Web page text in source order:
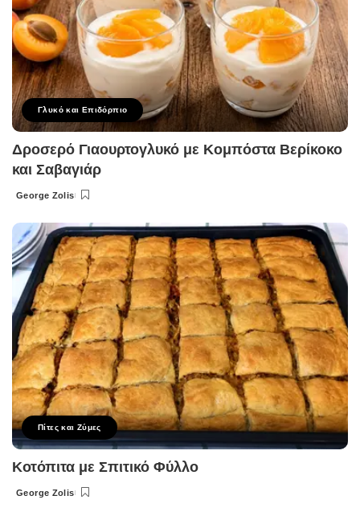
Γλυκό και Επιδόρπιο
Δροσερό Γιαουρτογλυκό με Κομπόστα Βερίκοκο
και Σαβαγιάρ
Posted
George Zolis
Πίτες και Ζύμες
Κοτόπιτα με Σπιτικό Φύλλο
Posted
George Zolis